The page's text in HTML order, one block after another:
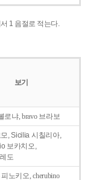
1 음절로 적는다.
보기
로냐, bravo 브라보
, Sicilia 시칠리아,
보카치오,
도
피노키오, cherubino